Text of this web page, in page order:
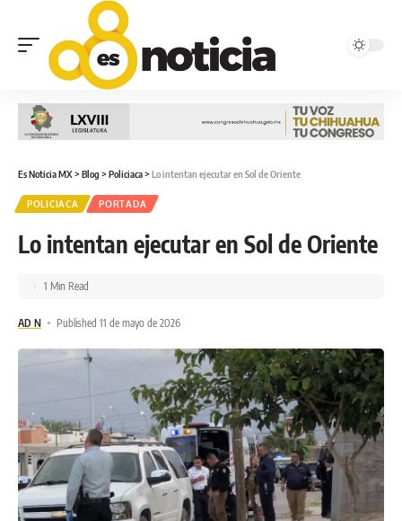
Es Noticia MX> Blog > Policiaca> Lo intentan ejecutar en Sol de Oriente
POLICIACA PORTADA
Lo intentan ejecutar en Sol de Oriente
AD N Published 11 de mayo de 2026
1 Min Read